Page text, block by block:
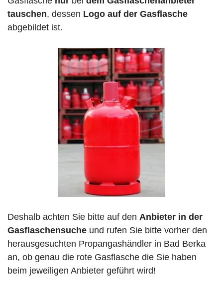
tauschen, dessen Logo auf der Gasflasche
abgebildet ist.
Deshalb achten Sie bitte auf den Anbieter in der
Gasflaschensuche und rufen Sie bitte vorher den
herausgesuchten Propangashändler in Bad Berka
an, ob genau die rote Gasflasche die Sie haben
beim jeweiligen Anbieter geführt wird!